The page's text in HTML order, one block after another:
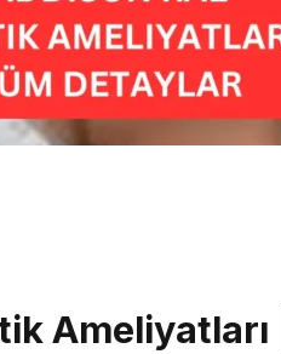
Ameliyatları